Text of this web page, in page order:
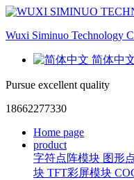
Wuxi Siminuo Technology
简体中
Pursue excellent quality
18662277330
Home page
product
字符点阵模块 图形
块 TFT彩屏模块